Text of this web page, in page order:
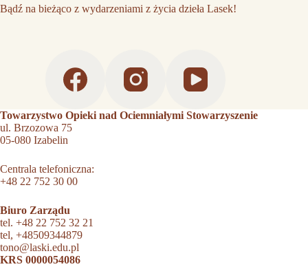
Bądź na bieżąco z wydarzeniami z życia dzieła Lasek!
Towarzystwo Opieki nad Ociemniałymi Stowarzyszenie
ul. Brzozowa 75
05-080 Izabelin
Centrala telefoniczna:
+48 22 752 30 00
Biuro Zarządu
tel. +48 22 752 32 21
tel, +48509344879
tono@laski.edu.pl
KRS 0000054086